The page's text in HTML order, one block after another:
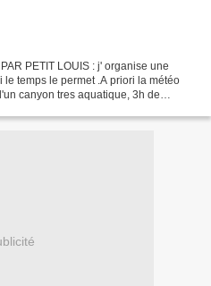
PETIT LOUIS : j' organise une
temps le permet .A priori la météo
canyon tres aquatique, 3h de